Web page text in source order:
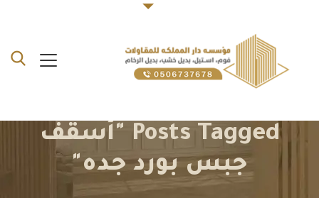
Posts Tagged "أسقف
جبس بورد جده"